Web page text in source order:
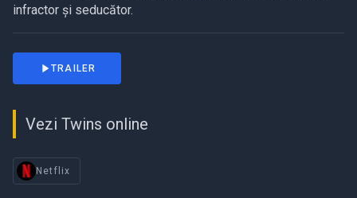
infractor și seducător.
TRAILER
Vezi Twins online
Netflix